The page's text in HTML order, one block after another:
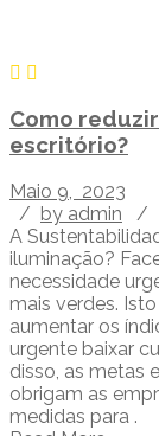
Como
escritório?
Maio 9, 2023
/ by admin /
A
iluminação?
necessidade
mais verdes.
aumentar os
urgente baixar
disso, as metas
obrigam as
medidas para .